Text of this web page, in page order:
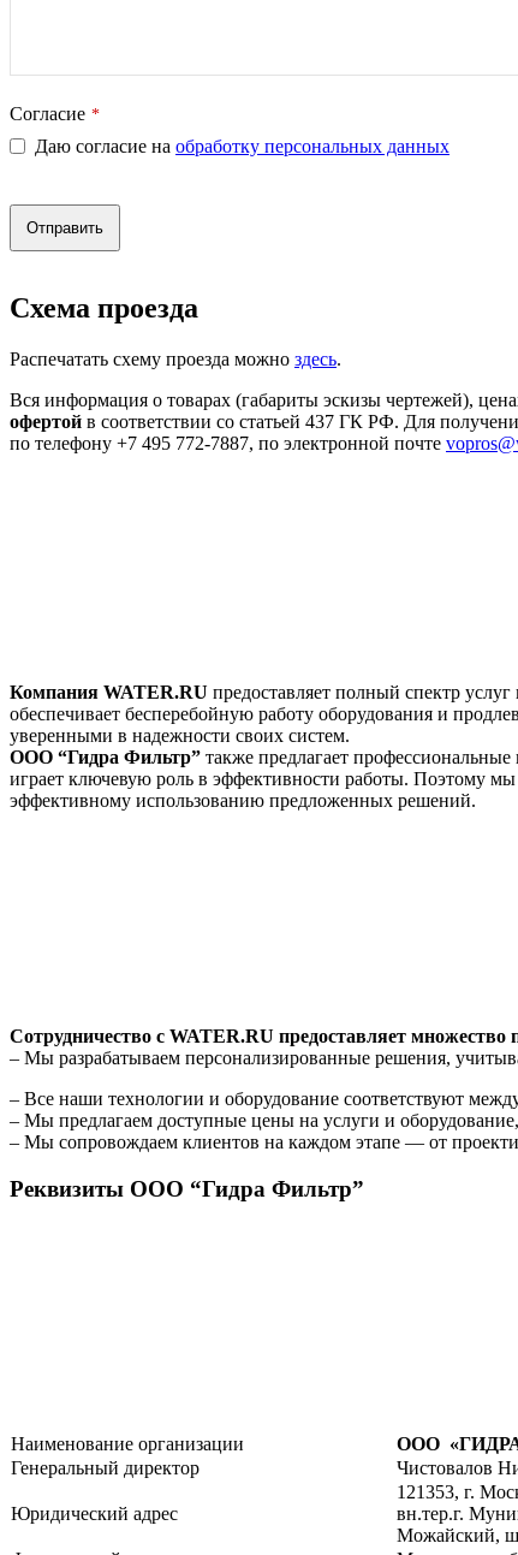
Согласие *
Даю согласие на обработку персональных данных
Отправить
поле
должно
пустым
Схема проезда
Распечатать схему проезда можно здесь.
Вся информация о товарах (габариты эскизы чертежей),
офертой в соответствии со статьей 437 ГК РФ. Для
по телефону +7 495 772-7887, по электронной почте
Компания WATER.RU предоставляет полный спектр
обеспечивает бесперебойную работу оборудования и
уверенными в надежности своих систем.
ООО “Гидра Фильтр” также предлагает
играет ключевую роль в эффективности работы. Поэтому
эффективному использованию предложенных решений.
Сотрудничество с WATER.RU предоставляет множество
– Мы разрабатываем персонализированные решения,
– Все наши технологии и оборудование соответствуют
– Мы предлагаем доступные цены на услуги и
– Мы сопровождаем клиентов на каждом этапе — от
Реквизиты ООО “Гидра Фильтр”
Наименование организации
ООО
Генеральный директор
Чистовалов
Юридический адрес
121353, г.
вн.тер.г.
Можайский, ш.